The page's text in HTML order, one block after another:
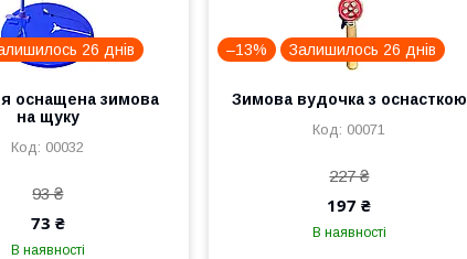
26 днів
оснащена зимова
на щуку
00032
93 ₴
73 ₴
В наявності
–13% Залишилось 26 днів
Зимова вудочка з оснасткою
00071
227 ₴
197 ₴
В наявності